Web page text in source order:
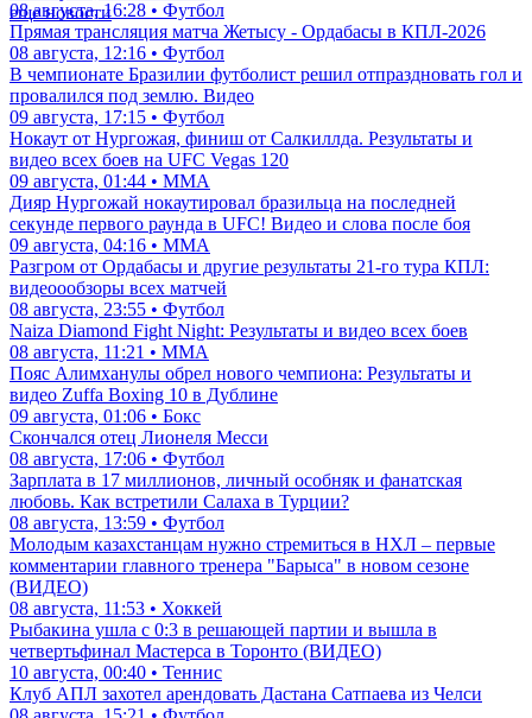
еще новости
08 августа, 16:28 • Футбол
Прямая трансляция матча Жетысу - Ордабасы в КПЛ-2026
08 августа, 12:16 • Футбол
В чемпионате Бразилии футболист решил отпраздновать гол и
провалился под землю. Видео
09 августа, 17:15 • Футбол
Нокаут от Нургожая, финиш от Салкиллда. Результаты и
видео всех боев на UFC Vegas 120
09 августа, 01:44 • ММА
Дияр Нургожай нокаутировал бразильца на последней
секунде первого раунда в UFC! Видео и слова после боя
09 августа, 04:16 • ММА
Разгром от Ордабасы и другие результаты 21-го тура КПЛ:
видеоообзоры всех матчей
08 августа, 23:55 • Футбол
Naiza Diamond Fight Night: Результаты и видео всех боев
08 августа, 11:21 • ММА
Пояс Алимханулы обрел нового чемпиона: Результаты и
видео Zuffa Boxing 10 в Дублине
09 августа, 01:06 • Бокс
Скончался отец Лионеля Месси
08 августа, 17:06 • Футбол
Зарплата в 17 миллионов, личный особняк и фанатская
любовь. Как встретили Салаха в Турции?
08 августа, 13:59 • Футбол
Молодым казахстанцам нужно стремиться в НХЛ – первые
комментарии главного тренера "Барыса" в новом сезоне
(ВИДЕО)
08 августа, 11:53 • Хоккей
Рыбакина ушла с 0:3 в решающей партии и вышла в
четвертьфинал Мастерса в Торонто (ВИДЕО)
10 августа, 00:40 • Теннис
Клуб АПЛ захотел арендовать Дастана Сатпаева из Челси